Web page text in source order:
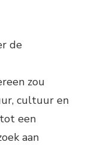
de
zou
cultuur en
een
aan